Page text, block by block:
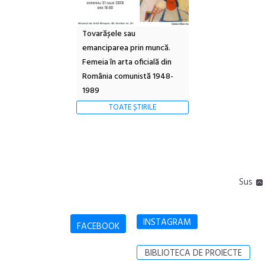
Tovarășele sau
emanciparea prin muncă.
Femeia în arta oficială din
România comunistă 1948-
1989
TOATE ȘTIRILE
Sus
FACEBOOK INSTAGRAM
BIBLIOTECA DE PROIECTE